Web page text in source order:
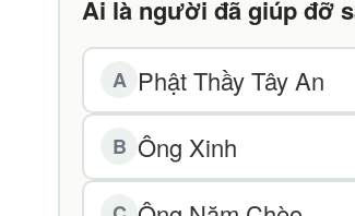
Ai là người đã giúp đỡ
A Phật Thầy Tây An
B Ông Xinh